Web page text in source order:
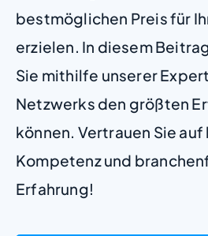
bestmöglichen Preis für
erzielen. In diesem
Sie mithilfe unserer
Netzwerks den größten
können. Vertrauen Sie auf
Kompetenz und
Erfahrung!